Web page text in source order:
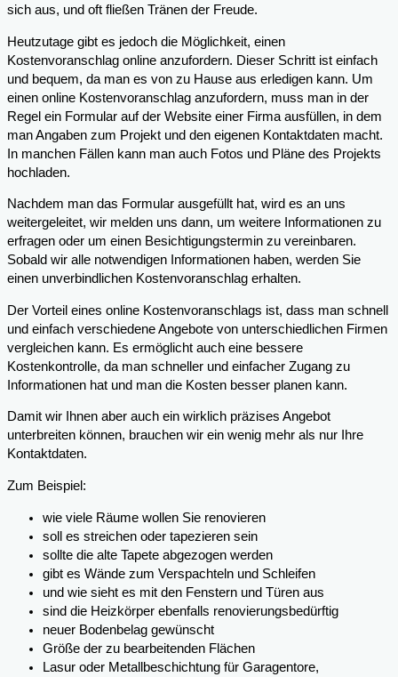
sich aus, und oft fließen Tränen der Freude.
Heutzutage gibt es jedoch die Möglichkeit, einen
Kostenvoranschlag online anzufordern. Dieser Schritt ist einfach
und bequem, da man es von zu Hause aus erledigen kann. Um
einen online Kostenvoranschlag anzufordern, muss man in der
Regel ein Formular auf der Website einer Firma ausfüllen, in dem
man Angaben zum Projekt und den eigenen Kontaktdaten macht.
In manchen Fällen kann man auch Fotos und Pläne des Projekts
hochladen.
Nachdem man das Formular ausgefüllt hat, wird es an uns
weitergeleitet, wir melden uns dann, um weitere Informationen zu
erfragen oder um einen Besichtigungstermin zu vereinbaren.
Sobald wir alle notwendigen Informationen haben, werden Sie
einen unverbindlichen Kostenvoranschlag erhalten.
Der Vorteil eines online Kostenvoranschlags ist, dass man schnell
und einfach verschiedene Angebote von unterschiedlichen Firmen
vergleichen kann. Es ermöglicht auch eine bessere
Kostenkontrolle, da man schneller und einfacher Zugang zu
Informationen hat und man die Kosten besser planen kann.
Damit wir Ihnen aber auch ein wirklich präzises Angebot
unterbreiten können, brauchen wir ein wenig mehr als nur Ihre
Kontaktdaten.
Zum Beispiel:
wie viele Räume wollen Sie renovieren
soll es streichen oder tapezieren sein
sollte die alte Tapete abgezogen werden
gibt es Wände zum Verspachteln und Schleifen
und wie sieht es mit den Fenstern und Türen aus
sind die Heizkörper ebenfalls renovierungsbedürftig
neuer Bodenbelag gewünscht
Größe der zu bearbeitenden Flächen
Lasur oder Metallbeschichtung für Garagentore,